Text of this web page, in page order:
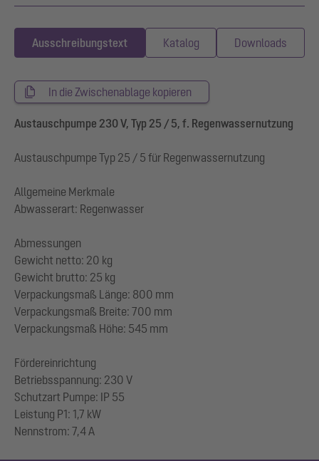
Ausschreibungstext Katalog Downloads
In die Zwischenablage kopieren
Austauschpumpe 230 V, Typ 25 / 5, f. Regenwassernutzung
Austauschpumpe Typ 25 / 5 für Regenwassernutzung
Allgemeine Merkmale
Abwasserart: Regenwasser
Abmessungen
Gewicht netto: 20 kg
Gewicht brutto: 25 kg
Verpackungsmaß Länge: 800 mm
Verpackungsmaß Breite: 700 mm
Verpackungsmaß Höhe: 545 mm
Fördereinrichtung
Betriebsspannung: 230 V
Schutzart Pumpe: IP 55
Leistung P1: 1,7 kW